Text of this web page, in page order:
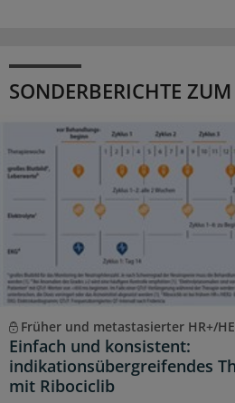
SONDERBERICHTE
Früher und metastasierter HR+/
Einfach und konsistent:
indikationsübergreifendes
mit Ribociclib